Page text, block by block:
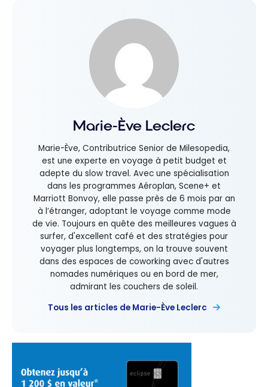
Marie-Ève Leclerc
Marie-Ève, Contributrice Senior de Milesopedia,
est une experte en voyage à petit budget et
adepte du slow travel. Avec une spécialisation
dans les programmes Aéroplan, Scene+ et
Marriott Bonvoy, elle passe près de 6 mois par an
à l’étranger, adoptant le voyage comme mode
de vie. Toujours en quête des meilleures vagues à
surfer, d'excellent café et des stratégies pour
voyager plus longtemps, on la trouve souvent
dans des espaces de coworking avec d'autres
nomades numériques ou en bord de mer,
admirant les couchers de soleil.
Tous les articles de Marie-Ève Leclerc